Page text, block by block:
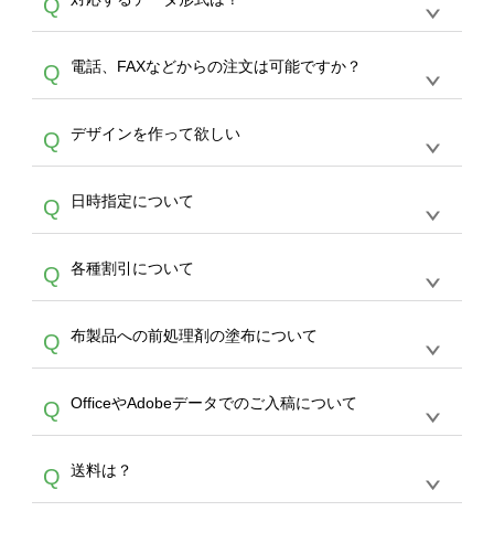
生産にて承っております。デザインツールから
デザインの作成から決済まで完了できます。
30枚以上やシルク印刷など、大口注文の場合
は、サポートが担当するエコバッグコンシェル
やタンブラーコンシェルをご利用ください。製
作する数量が多ければ多いほど、オンデマンド
サービスよりも低価格で製作することが可能で
す。
Q
A
ドできるデータ形式は、JPG / PNG / AI / PSD /
PDF 形式になります。データの最大サイズ
写真などもアップロード可能です。使用できな
い画像はエラーになります。（※ Illustratorか
らの直接入稿には対応していません。AIで保存
し、デザインツールからアップロードして下さ
い）
Q 電話、FAXなどからの注文は可能ですか？
A
文のみ受け付けております。30個以上のご製
作をお考えの方は、サポートが担当するエコバ
スをご利用頂ければ、電話やFAX、メールなど
でご注文が可能です。
Q デザインを作って欲しい
A
を作って欲しい。などの場合は、製作数量が
30個以上であれば、サポート担当が、デザイ
バッグコンシェル
サー
ビスをご利用ください。(※ 30個以下の場合
は、デザインツールをご利用ください)
Q 日時指定について
A
ん。発送後18時以降に配送業者・伝票番号を
メールでお知らせいたしますので、直接配送業
者にご連絡いただき調整をお願い致します。
Q 各種割引について
A
カート内で自動的に割引(最大50%)が適用され
ます。 【付与ポイント】購入金額の1％が1ポ
イントとして付与され、次回ご注文時に1ポイ
ント＝1円としてお使いいただけます。ポイン
トは発送完了の翌日に付与され、次回ご注文時
からご利用頂けます。ポイントの有効期限は一
年間です。【会員ランク】過去10カ月のご注
文回数により会員ランク割引(最大5%)が適用
Q 布製品への前処理剤の塗布について
A
意点（前処理剤）】カラー生地（Tシャツのホ
ワイト、トートバッグのナチュラル、ホワイト
といって、プリントを定着させるための処理剤
を塗布しており、短納期・低価格で商品をお届
Q OfficeやAdobeデータでのご入稿について
A
ません。いずれのデータも該当デザインのみ画
像(JPEG,PNG,GIF,PDF)に変換、またはAdobe
Q 送料は？